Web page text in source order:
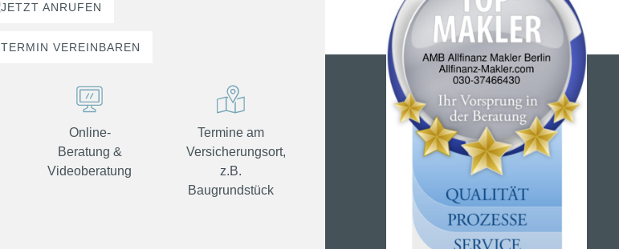
JETZT ANRUFEN
TERMIN VEREINBAREN
Online-
Beratung &
Videoberatung
Termine am
Versicherungsort,
z.B.
Baugrundstück